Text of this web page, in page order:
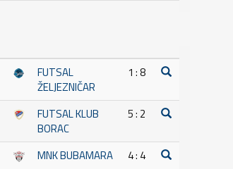
FUTSAL
ŽELJEZNIČAR
1 : 8
FUTSAL KLUB
BORAC
5 : 2
MNK BUBAMARA 4 : 4